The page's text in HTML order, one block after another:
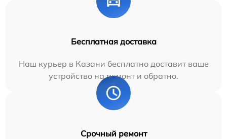
Бесплатная доставка
Наш курьер в Казани бесплатно доставит ваше
устройство на ремонт и обратно.
Срочный ремонт